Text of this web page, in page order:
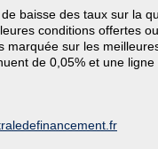
baisse des taux sur la
conditions offertes
marquée sur les
de 0,05% et une ligne